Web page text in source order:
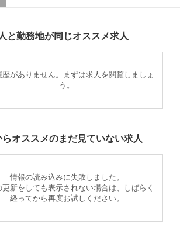
と勤務地が同じオススメ求人
歴がありません。まずは求人を閲覧しましょ
う。
らオススメのまだ見ていない求人
情報の読み込みに失敗しました。
更新をしても表示されない場合は、しばらく
経ってから再度お試しください。